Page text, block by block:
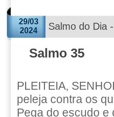
29/03
2024
Salmo do Dia
Salmo 35
PLEITEIA,
peleja contra os
Pega do escudo e